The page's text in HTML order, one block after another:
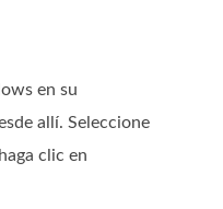
en su
allí. Seleccione
clic en